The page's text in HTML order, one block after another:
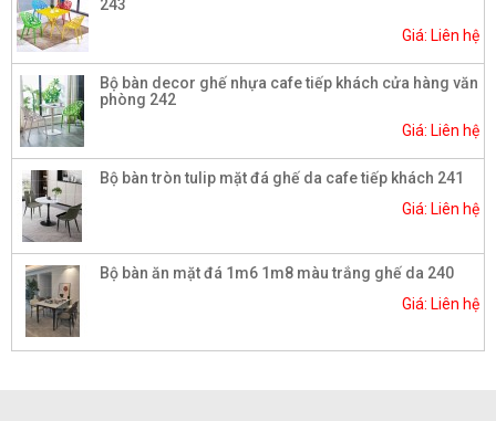
243
Giá: Liên hệ
Bộ bàn decor ghế nhựa cafe tiếp khách cửa hàng văn
phòng 242
Giá: Liên hệ
Bộ bàn tròn tulip mặt đá ghế da cafe tiếp khách 241
Giá: Liên hệ
Bộ bàn ăn mặt đá 1m6 1m8 màu trắng ghế da 240
Giá: Liên hệ